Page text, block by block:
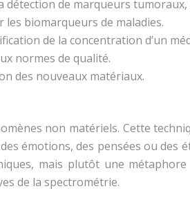
détection de marqueurs
biomarqueurs de maladies.
de la concentration d’un
normes de qualité.
des nouveaux matériaux.
non matériels. Cette
émotions, des pensées ou des
mais plutôt une
de la spectrométrie.